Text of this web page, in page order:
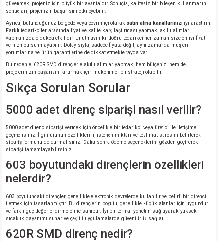
güvenmek, projeniz için büyük bir avantajdır. Sonuçta, kalitesiz bir bileşen kullanmanın
sonuçları, projenizin başarısını etkileyebilir.
Ayrıca, bulunduğunuz bölgede veya çevrimiçi olarak satın alma kanallarınızı iyi araştırın.
Farklı tedarikçiler arasında fiyat ve kalite karşılaştırması yapmak, akıllı alımlar
yapmanızda oldukça etkilidir. Unutmayın ki, doğru tedarikçi her zaman size en iyi fiyatı
ve hizmeti sunmayabilir. Dolayısıyla, sadece fiyata değil, aynı zamanda müşteri
yorumlarına ve ürün garantilerine de dikkat etmekte fayda var.
Bu nedenle, 620R SMD dirençlerle akıllı alımlar yapmak, hem bütçenizi hem de
projelerinizin başarısını artırmak için mükemmel bir strateji olabilir.
Sıkça Sorulan Sorular
5000 adet direnç siparişi nasıl verilir?
5000 adet direnç siparişi vermek için öncelikle bir tedarikçi veya üretici ile iletişime
geçmelisiniz. İlgili ürünün özelliklerini, istenen miktarı ve teslimat süresini belirterek
sipariş formunu doldurmalısınız. Daha sonra ödeme seçeneklerini gözden geçirerek
siparişi tamamlayabilirsiniz.
603 boyutundaki dirençlerin özellikleri
nelerdir?
603 boyutundaki dirençler, genellikle elektronik devrelerde kullanılır ve belirli bir direnci
iletmek için tasarlanmıştır. Bu dirençlerin boyutu, genellikle küçük alanlar için uygundur
ve farklı güç değerlendirmelerine sahiptir. İyi bir termal yönetim sağlayarak yüksek
sıcaklık dayanımı sunar ve çeşitli uygulamalarda güvenilirlik sağlar.
620R SMD direnç nedir?